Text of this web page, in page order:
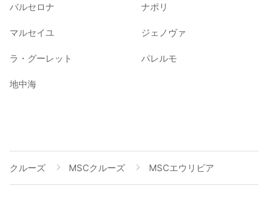
バルセロナ ナポリ
マルセイユ ジェノヴァ
ラ・グーレット パレルモ
地中海
クルーズ MSCクルーズ MSCエウリビア